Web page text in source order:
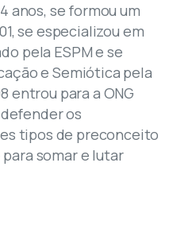
anos, se formou um
se especializou em
pela ESPM e se
e Semiótica pela
entrou para a ONG
os
tipos de preconceito
somar e lutar